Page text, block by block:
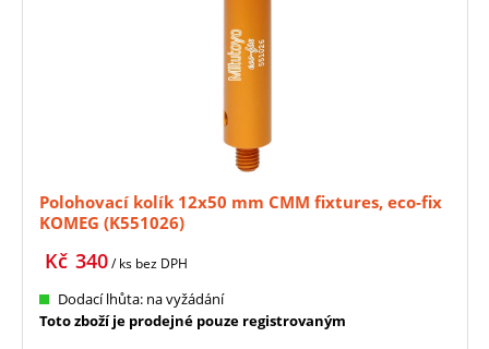
Polohovací kolík 12x50 mm CMM fixtures, eco-fix
KOMEG (K551026)
340
Kč / ks bez DPH
Dodací lhůta: na vyžádání
Toto zboží je prodejné pouze registrovaným